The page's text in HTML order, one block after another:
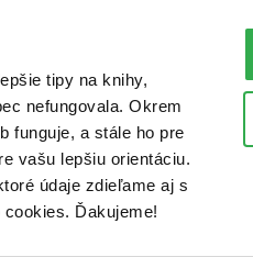
tipy na knihy,
nefungovala. Okrem
funguje, a stále ho pre
vašu lepšiu orientáciu.
údaje zdieľame aj s
Ďakujeme!